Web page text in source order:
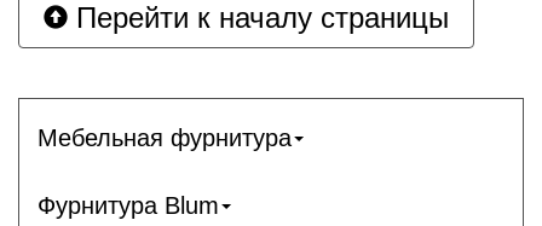
Перейти к началу страницы
Мебельная фурнитура
Фурнитура Blum